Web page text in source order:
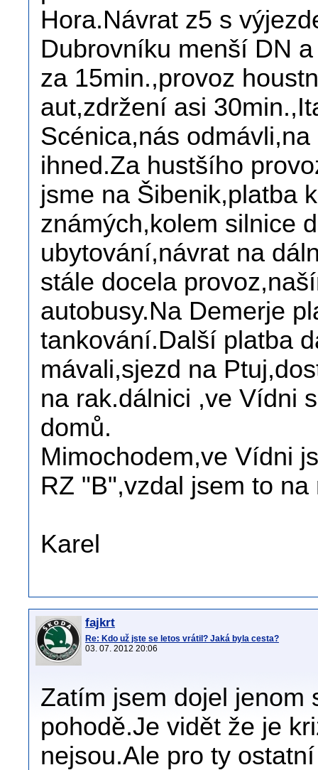
Hora.Návrat z5 s
Dubrovníku menší DN
za 15min.,provoz
aut,zdržení asi
Scénica,nás
ihned.Za hustšího
jsme na Šibenik,platba
známých,kolem silnice
ubytování,návrat na
stále docela
autobusy.Na Demerje
tankování.Další platba
mávali,sjezd na
na rak.dálnici ,ve Vídni
domů.
Mimochodem,ve Vídni
RZ "B",vzdal jsem to
Karel
fajkrt
Re: Kdo už jste se letos vrátil? Jaká byla cesta?
03. 07. 2012 20:06
Zatím jsem dojel jenom
pohodě.Je vidět že je
nejsou.Ale pro ty